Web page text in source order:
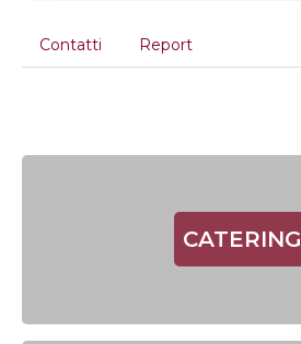
Contatti Report
CATERING